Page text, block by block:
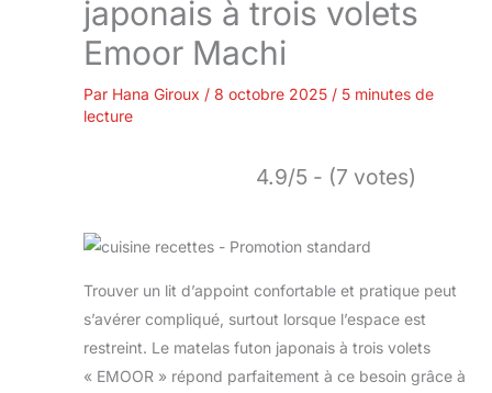
japonais à trois volets
Emoor Machi
Par Hana Giroux / 8 octobre 2025 / 5 minutes de
lecture
4.9/5 - (7 votes)
Trouver un lit d’appoint confortable et pratique peut
s’avérer compliqué, surtout lorsque l’espace est
restreint. Le matelas futon japonais à trois volets
« EMOOR » répond parfaitement à ce besoin grâce à